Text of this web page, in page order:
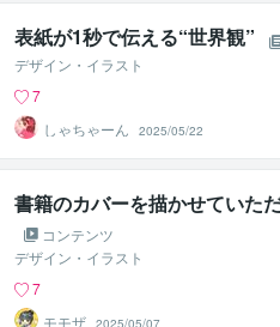
表紙が1秒で伝える“世界観”
デザイン・イラスト
7
しゃちゃーん
2025/05/22
書籍のカバーを描かせていた
コンテンツ
デザイン・イラスト
7
モモザ 2025/05/07